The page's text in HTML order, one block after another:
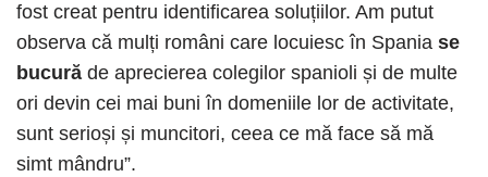
fost creat pentru identificarea soluțiilor. Am putut
observa că mulți români care locuiesc în Spania se
bucură de aprecierea colegilor spanioli și de multe
ori devin cei mai buni în domeniile lor de activitate,
sunt serioși și muncitori, ceea ce mă face să mă
simt mândru”.